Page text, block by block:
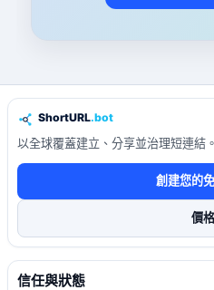
以全球覆蓋建立、分享並治理短連結。
創建您的
價格
信任與狀態